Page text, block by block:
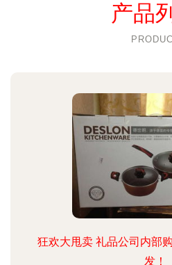
产品
狂欢大甩卖 礼品公司内部
发！